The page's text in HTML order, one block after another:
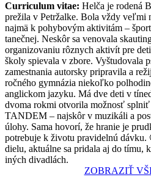
Curriculum vitae: Helča je rodená
prežila v Petržalke. Bola vždy veľmi
najmä k pohybovým aktivitám –
tanečnej. Neskôr sa venovala
organizovaniu rôznych aktivít pre
školy spievala v zbore. Vyštudovala
zamestnania autorsky pripravila a
ročného gymnázia niekoľko
anglickom jazyku. Má dve deti v
dvoma rokmi otvorila možnosť
TANDEM – najskôr v muzikáli a
úlohy. Sama hovorí, že hranie je
potrebuje k životu pravidelnú
dielu, aktuálne sa pridala aj do tímu,
iných divadlách.
ZOBRAZIŤ